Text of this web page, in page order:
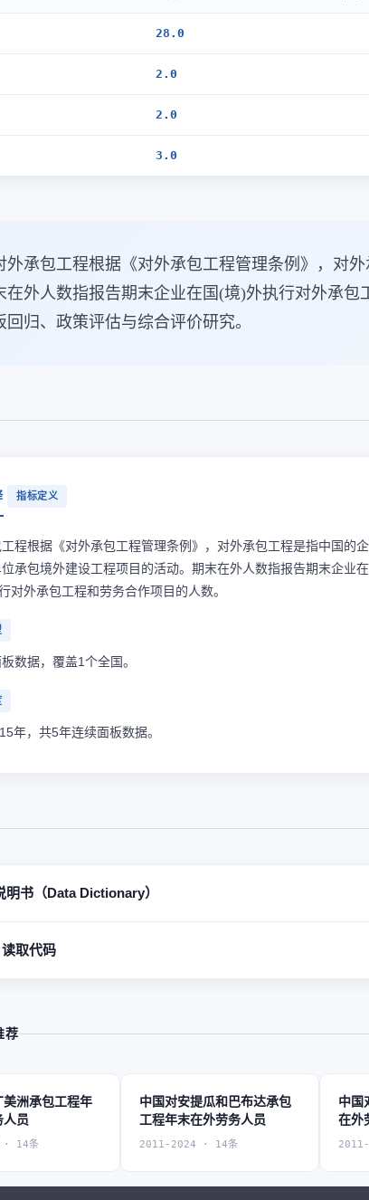
28.0
2.0
2.0
3.0
外承包工程根据《对外承包工程管理条例》，对
在外人数指报告期末企业在国(境)外执行对外承
回归、政策评估与综合评价研究。
指标定义
程根据《对外承包工程管理条例》，对外承包工程是指中国的
承包境外建设工程项目的活动。期末在外人数指报告期末企业
对外承包工程和劳务合作项目的人数。
数据，覆盖1个全国。
年，共5年连续面板数据。
明书（Data Dictionary）
取代码
荐
美洲承包工程年
人员
· 14条
中国对安提瓜和巴布达承包
工程年末在外劳务人员
2011-2024 · 14条
中国
在外